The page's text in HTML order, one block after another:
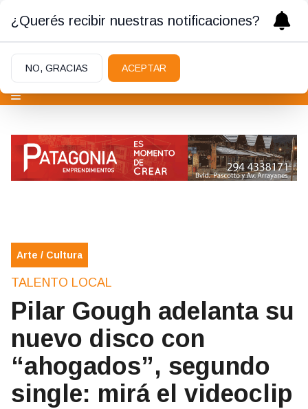
Arte / Cultura
TALENTO LOCAL
Pilar Gough adelanta su
nuevo disco con
“ahogados”, segundo
single: mirá el videoclip
¿Querés recibir nuestras notificaciones?
NO, GRACIAS ACEPTAR